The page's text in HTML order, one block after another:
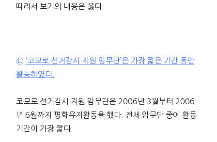
따라서 보기의 내용은 옳다.
㉡ ‘코모로 선거감시 지원 임무단’은 가장 짧은 기간 동안
활동하였다.
코모로 선거감시 지원 임무단은 2006년 3월부터 2006
년 6월까지 평화유지활동을 했다. 전체 임무단 중에 활동
기간이 가장 짧다.